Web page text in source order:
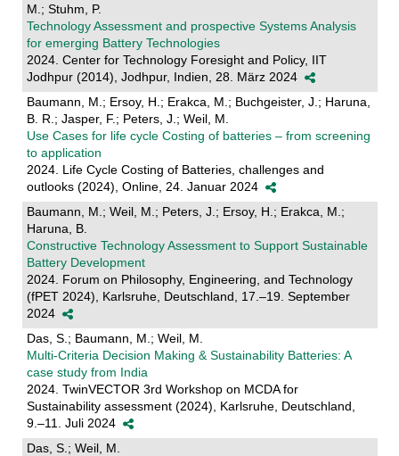
M.; Stuhm, P.
Technology Assessment and prospective Systems Analysis
for emerging Battery Technologies
2024. Center for Technology Foresight and Policy, IIT
Jodhpur (2014), Jodhpur, Indien, 28. März 2024
Baumann, M.; Ersoy, H.; Erakca, M.; Buchgeister, J.; Haruna,
B. R.; Jasper, F.; Peters, J.; Weil, M.
Use Cases for life cycle Costing of batteries – from screening
to application
2024. Life Cycle Costing of Batteries, challenges and
outlooks (2024), Online, 24. Januar 2024
Baumann, M.; Weil, M.; Peters, J.; Ersoy, H.; Erakca, M.;
Haruna, B.
Constructive Technology Assessment to Support Sustainable
Battery Development
2024. Forum on Philosophy, Engineering, and Technology
(fPET 2024), Karlsruhe, Deutschland, 17.–19. September
2024
Das, S.; Baumann, M.; Weil, M.
Multi-Criteria Decision Making & Sustainability Batteries: A
case study from India
2024. TwinVECTOR 3rd Workshop on MCDA for
Sustainability assessment (2024), Karlsruhe, Deutschland,
9.–11. Juli 2024
Das, S.; Weil, M.